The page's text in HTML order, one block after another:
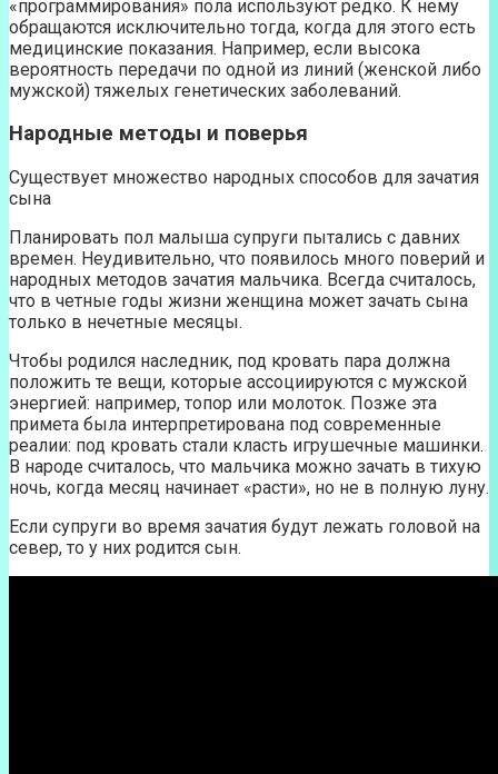
«программирования» пола используют редко. К нему
обращаются исключительно тогда, когда для этого есть
медицинские показания. Например, если высока
вероятность передачи по одной из линий (женской либо
мужской) тяжелых генетических заболеваний.
Народные методы и поверья
Существует множество народных способов для зачатия
сына
Планировать пол малыша супруги пытались с давних
времен. Неудивительно, что появилось много поверий и
народных методов зачатия мальчика. Всегда считалось,
что в четные годы жизни женщина может зачать сына
только в нечетные месяцы.
Чтобы родился наследник, под кровать пара должна
положить те вещи, которые ассоциируются с мужской
энергией: например, топор или молоток. Позже эта
примета была интерпретирована под современные
реалии: под кровать стали класть игрушечные машинки.
В народе считалось, что мальчика можно зачать в тихую
ночь, когда месяц начинает «расти», но не в полную луну.
Если супруги во время зачатия будут лежать головой на
север, то у них родится сын.